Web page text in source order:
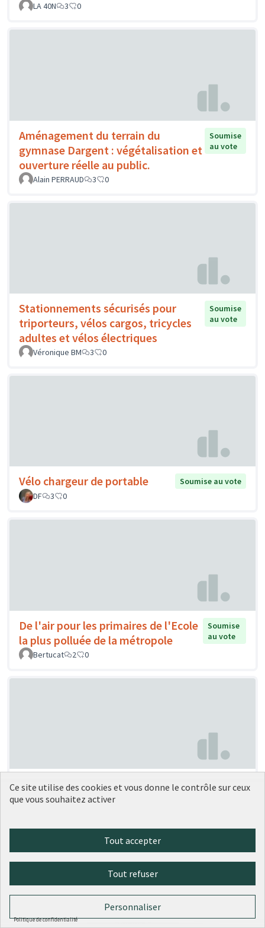
LA 40N 3 0
Aménagement du terrain du
gymnase Dargent : végétalisation et
ouverture réelle au public.
Soumise
au vote
Alain PERRAUD 3 0
Stationnements sécurisés pour
triporteurs, vélos cargos, tricycles
adultes et vélos électriques
Soumise
au vote
Véronique BM 3 0
Vélo chargeur de portable
Soumise au vote
DF
3 0
De l'air pour les primaires de l'Ecole
la plus polluée de la métropole
Soumise
au vote
Bertucat
2 0
Végétaliser la dalle Artaud
Soumise au vote
Anouk Céline Julie FLAMANT
Ce site utilise des cookies et vous donne le contrôle sur ceux
que vous souhaitez activer
Tout accepter
Tout refuser
Personnaliser
Politique de confidentialité